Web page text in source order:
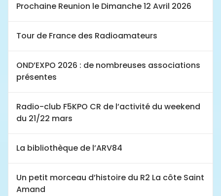
Prochaine Reunion le Dimanche 12 Avril 2026
Tour de France des Radioamateurs
OND’EXPO 2026 : de nombreuses associations
présentes
Radio-club F5KPO CR de l’activité du weekend
du 21/22 mars
La bibliothèque de l’ARV84
Un petit morceau d’histoire du R2 La côte Saint
Amand